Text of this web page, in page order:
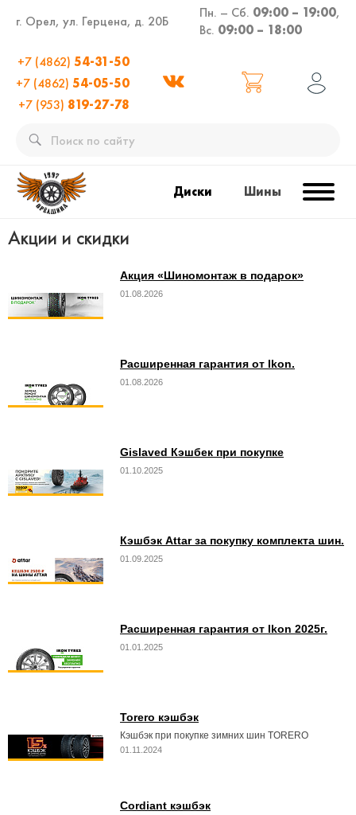
г. Орел, ул. Герцена, д. 20Б
Пн. – Сб. 09:00 – 19:00,
Вс. 09:00 – 18:00
+7 (4862) 54-31-50
+7 (4862) 54-05-50
+7 (953) 819-27-78
Диски Шины
Акции и скидки
Акция «Шиномонтаж в подарок»
01.08.2026
Расширенная гарантия от Ikon.
01.08.2026
Gislaved Кэшбек при покупке
01.10.2025
Кэшбэк Attar за покупку комплекта шин.
01.09.2025
Расширенная гарантия от Ikon 2025г.
01.01.2025
Torero кэшбэк
Кэшбэк при покупке зимних шин TORERO
01.11.2024
Cordiant кэшбэк